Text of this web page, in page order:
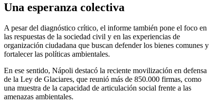
Una esperanza colectiva
A pesar del diagnóstico crítico, el informe también pone el foco en
las respuestas de la sociedad civil y en las experiencias de
organización ciudadana que buscan defender los bienes comunes y
fortalecer las políticas ambientales.
En ese sentido, Nápoli destacó la reciente movilización en defensa
de la Ley de Glaciares, que reunió más de 850.000 firmas, como
una muestra de la capacidad de articulación social frente a las
amenazas ambientales.